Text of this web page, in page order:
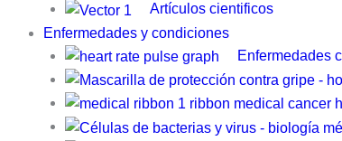
Artículos cientificos
Enfermedades y condiciones
Enfermedades